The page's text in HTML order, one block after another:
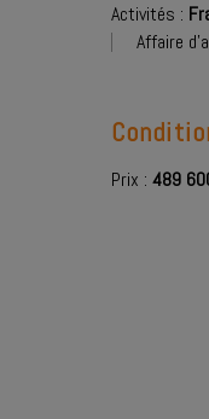
Activités :
Affaire
Prix : 489